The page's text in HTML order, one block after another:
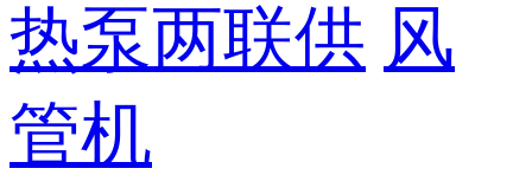
热泵两联供 风
管机